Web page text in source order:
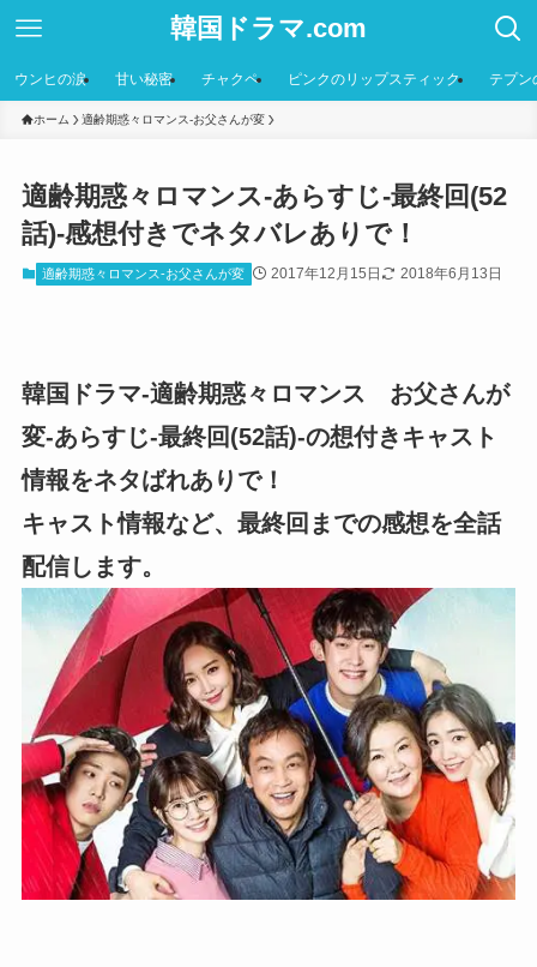
韓国ドラマ.com
ウンヒの涙 甘い秘密 チャクペ ピンクのリップスティック テプン
ホーム 適齢期惑々ロマンス-お父さんが変
適齢期惑々ロマンス-あらすじ-最終回(52
話)-感想付きでネタバレありで！
適齢期惑々ロマンス-お父さんが変 2017年12月15日 2018年6月13日
韓国ドラマ-適齢期惑々ロマンス お父さんが
変-あらすじ-最終回(52話)-の想付きキャスト
情報をネタばれありで！
キャスト情報など、最終回までの感想を全話
配信します。